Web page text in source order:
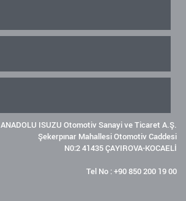
ANADOLU ISUZU Otomotiv Sanayi ve Ticaret A.Ş.
Şekerpınar Mahallesi Otomotiv Caddesi
N0:2 41435 ÇAYIROVA-KOCAELİ
Tel No : +90 850 200 19 00